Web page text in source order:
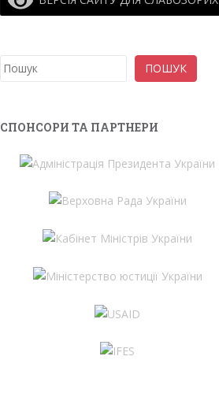
Пошук ПОШУК
СПОНСОРИ ТА ПАРТНЕРИ